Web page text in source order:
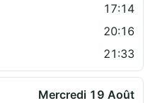
17:14
20:16
21:33
Mercredi 19 Août